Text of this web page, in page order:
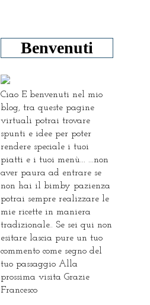
Benvenuti
Ciao E benvenuti nel mio
blog, tra queste pagine
virtuali potrai trovare
spunti e idee per poter
rendere speciale i tuoi
piatti e i tuoi menù... ...non
aver paura ad entrare se
non hai il bimby pazienza
potrai sempre realizzare le
mie ricette in maniera
tradizionale.. Se sei qui non
esitare lascia pure un tuo
commento come segno del
tuo passaggio Alla
prossima visita Grazie
Francesco